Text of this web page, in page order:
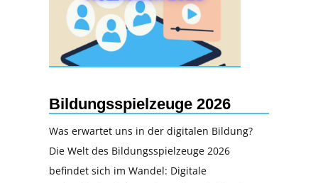
Bildungsspielzeuge 2026
Was erwartet uns in der digitalen Bildung?
Die Welt des Bildungsspielzeuge 2026
befindet sich im Wandel: Digitale